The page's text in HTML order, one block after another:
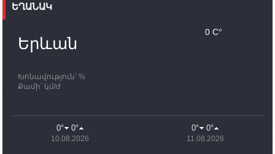
պատասխանատուներ կմնան ԼՂ-ում՝ մինչև
որոնողափրկարարական աշխատանքների
11:03
ՄԱԿ-ի առաքելությունը շատ, շատ, շատ օգտակար
Ադրբեջանի փոխվարչապետն այսօր կմեկնի
Ստեփանակերտ
ԵՂԱՆԱԿ
Երևան
Խոնավություն՝ %
Քամի՝ կմ/ժ
0 C°
0° 0°
10.08.2026
0° 0°
11.08.2026